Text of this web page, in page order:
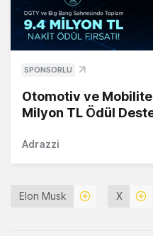
SPONSORLU
Otomotiv ve
Milyon TL Ödül
Adrazzi
Elon Musk X